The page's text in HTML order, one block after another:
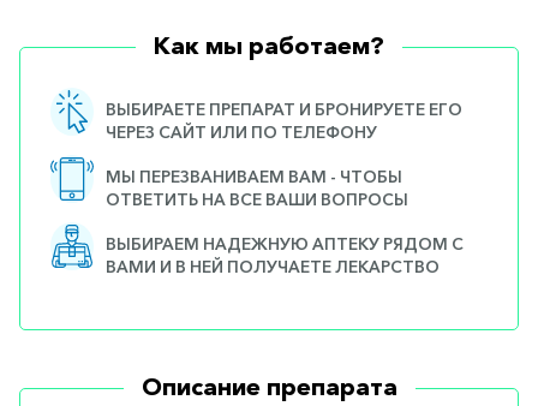
Как мы работаем?
ВЫБИРАЕТЕ ПРЕПАРАТ И БРОНИРУЕТЕ ЕГО
ЧЕРЕЗ САЙТ ИЛИ ПО ТЕЛЕФОНУ
МЫ ПЕРЕЗВАНИВАЕМ ВАМ - ЧТОБЫ
ОТВЕТИТЬ НА ВСЕ ВАШИ ВОПРОСЫ
ВЫБИРАЕМ НАДЕЖНУЮ АПТЕКУ РЯДОМ С
ВАМИ И В НЕЙ ПОЛУЧАЕТЕ ЛЕКАРСТВО
Описание препарата